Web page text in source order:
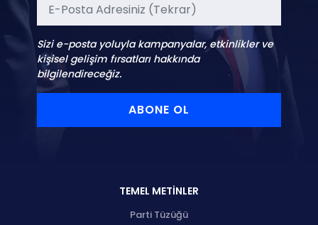
Sizi e-posta yoluyla kampanyalar, etkinlikler ve
kişisel gelişim fırsatları hakkında
bilgilendireceğiz.
ABONE OL
TEMEL METİNLER
Parti Tüzüğü